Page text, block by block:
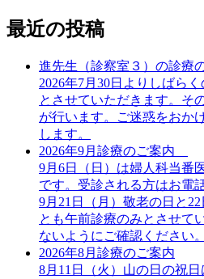
最近の投稿
進先生（診察室３）の診療
2026年7月30日よりしばら
とさせていただきます。そ
が行います。ご迷惑をおか
します。
2026年9月診療のご案内
9月6日（日）は婦人科当番
です。受診される方はお電
9月21日（月）敬老の日と
とも午前診療のみとさせて
ないようにご確認ください。
2026年8月診療のご案内
8月11日（火）山の日の祝